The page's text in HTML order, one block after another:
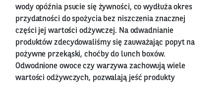
wody opóźnia psucie się żywności, co wydłuża okres
przydatności do spożycia bez niszczenia znacznej
części jej wartości odżywczej. Na odwadnianie
produktów zdecydowaliśmy się zauważając popyt na
pożywne przekąski, choćby do lunch boxów.
Odwodnione owoce czy warzywa zachowują wiele
wartości odżywczych, pozwalają jeść produkty